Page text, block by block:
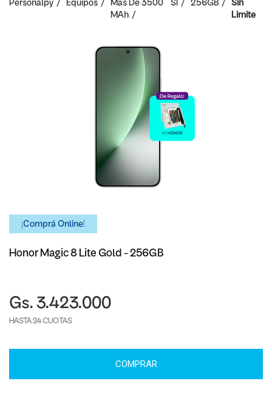
Personalpy Equipos
Mas De 3500
MAh
SI 256GB
Sin
Limite
¡Comprá Online!
Honor Magic 8 Lite Gold - 256GB
Gs. 3.423.000
HASTA 24 CUOTAS
COMPRAR